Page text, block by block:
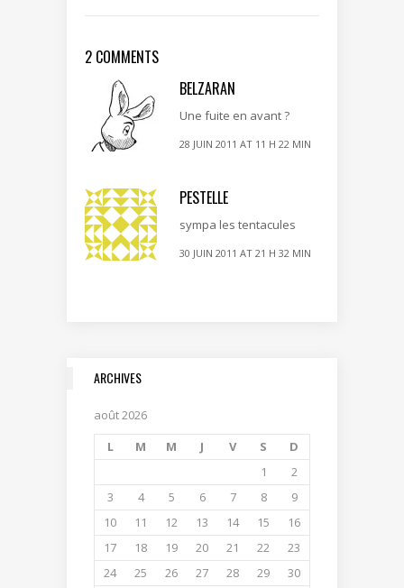
2 COMMENTS
BELZARAN
Une fuite en avant ?
28 JUIN 2011 AT 11 H 22 MIN
PESTELLE
sympa les tentacules
30 JUIN 2011 AT 21 H 32 MIN
ARCHIVES
août 2026
L
M M J V S
D
1
2
3
4 5 6 7 8
9
10
11 12 13 14 15
16
17
18 19 20 21 22
23
24
25 26 27 28 29
30